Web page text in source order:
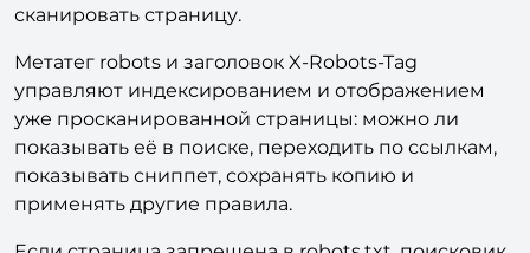
Метатег robots и заголовок X-Robots-Tag
управляют индексированием и отображением
уже просканированной страницы: можно ли
показывать её в поиске, переходить по ссылкам,
показывать сниппет, сохранять копию и
применять другие правила.
Если страница запрещена в robots.txt, поисковик
может не увидеть директивы мета-тега robots или